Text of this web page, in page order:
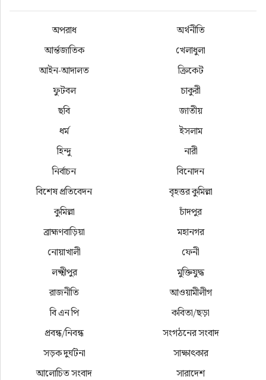
অপরাধ
অর্থনীতি
আর্ন্তজাতিক
খেলাধুলা
আইন-আদালত
ক্রিকেট
ফুটবল
চাকুরী
ছবি
জাতীয়
ধর্ম
ইসলাম
হিন্দু
নারী
নির্বাচন
বিনোদন
বিশেষ প্রতিবেদন
বৃহত্তর কুমিল্লা
কুমিল্লা
চাঁদপুর
ব্রাহ্মণবাড়িয়া
মহানগর
নোয়াখালী
ফেনী
লক্ষ্মীপুর
মুক্তিযুদ্ধ
রাজনীতি
আওয়ামীলীগ
বি এন পি
কবিতা/ছড়া
প্রবন্ধ/নিবন্ধ
সংগঠনের সংবাদ
সড়ক দুর্ঘটনা
সাক্ষাৎকার
আলোচিত সংবাদ
সারাদেশ